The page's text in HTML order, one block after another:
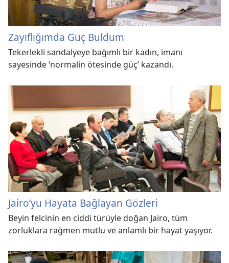
Zayıflığımda Güç Buldum
Tekerlekli sandalyeye bağımlı bir kadın, imanı
sayesinde ‘normalin ötesinde güç’ kazandı.
Jairo’yu Hayata Bağlayan Gözleri
Beyin felcinin en ciddi türüyle doğan Jairo, tüm
zorluklara rağmen mutlu ve anlamlı bir hayat yaşıyor.